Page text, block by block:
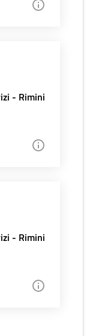
- Rimini
- Rimini